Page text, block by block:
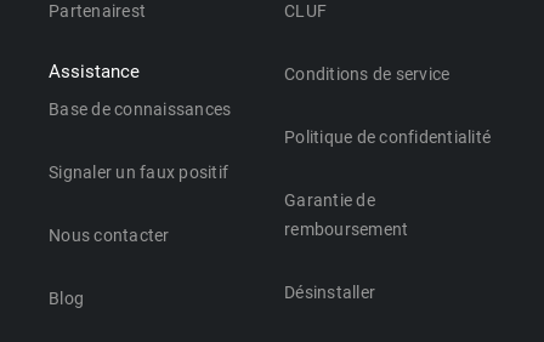
Partenairest
Assistance
Base de connaissances
Signaler un faux positif
Nous contacter
Blog
CLUF
Conditions de service
Politique de confidentialité
Garantie de
remboursement
Désinstaller